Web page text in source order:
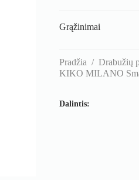
Grąžinimai
Pradžia / Drabužių
KIKO MILANO
Dalintis: